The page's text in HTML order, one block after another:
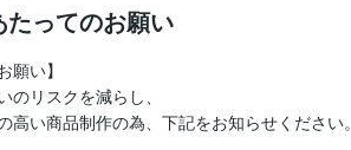
たってのお願い
願い】
のリスクを減らし、
高い商品制作の為、下記をお知らせください。